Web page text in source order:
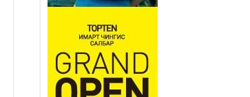
2026 оны 7 сар 15 / 11 цаг 07 минут
Үндэсний их сурын харваанд 850 харваач цэц
мэргэнээ сорьж байна
2026 оны 7 сар 15 / 11 цаг 03 минут
Төв цэнгэлдэхийн эргэн тойронд
2026 оны 7 сар 15 / 10 цаг 58 минут